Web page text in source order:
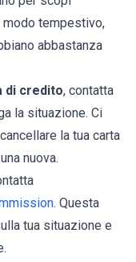
modo tempestivo,
abbastanza
di credito, contatta
la situazione. Ci
la tua carta
nuova.
. Questa
tua situazione e